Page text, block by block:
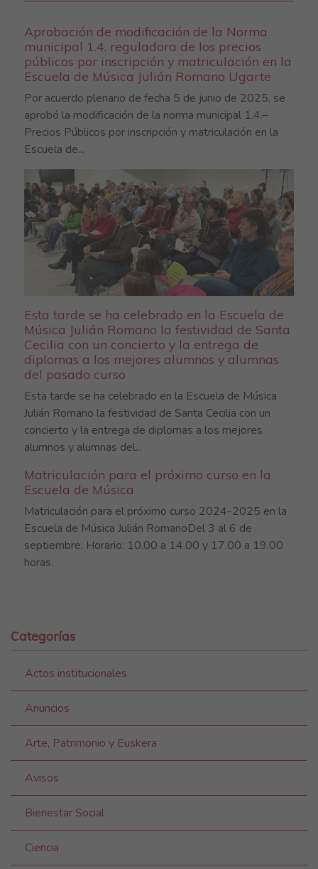
Aprobación de modificación de la Norma
municipal 1.4. reguladora de los precios
públicos por inscripción y matriculación en la
Escuela de Música Julián Romano Ugarte
Por acuerdo plenario de fecha 5 de junio de 2025, se
aprobó la modificación de la norma municipal 1.4.–
Precios Públicos por inscripción y matriculación en la
Escuela de...
Esta tarde se ha celebrado en la Escuela de
Música Julián Romano la festividad de Santa
Cecilia con un concierto y la entrega de
diplomas a los mejores alumnos y alumnas
del pasado curso
Esta tarde se ha celebrado en la Escuela de Música
Julián Romano la festividad de Santa Cecilia con un
concierto y la entrega de diplomas a los mejores
alumnos y alumnas del...
Matriculación para el próximo curso en la
Escuela de Música
Matriculación para el próximo curso 2024-2025 en la
Escuela de Música Julián RomanoDel 3 al 6 de
septiembre. Horario: 10.00 a 14.00 y 17.00 a 19.00
horas.
Categorías
Actos institucionales
Anuncios
Arte, Patrimonio y Euskera
Avisos
Bienestar Social
Ciencia